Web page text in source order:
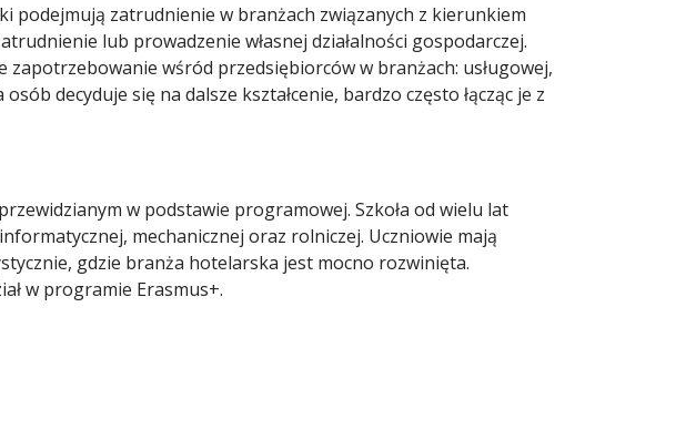
podejmują zatrudnienie w branżach związanych z kierunkiem
lub prowadzenie własnej działalności gospodarczej.
wśród przedsiębiorców w branżach: usługowej,
decyduje się na dalsze kształcenie, bardzo często łącząc je z
w podstawie programowej. Szkoła od wielu lat
mechanicznej oraz rolniczej. Uczniowie mają
gdzie branża hotelarska jest mocno rozwinięta.
w programie Erasmus+.